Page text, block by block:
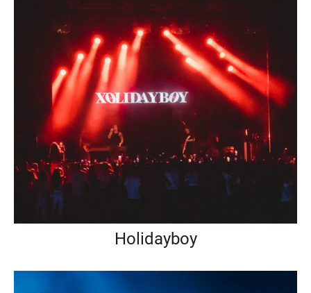
Holidayboy